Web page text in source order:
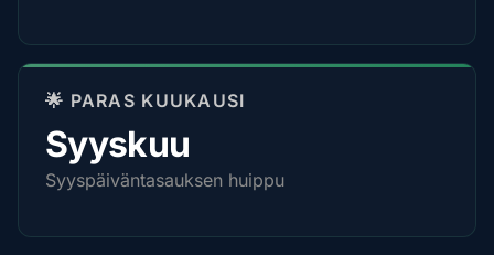
🌟 PARAS KUUKAUSI
Syyskuu
Syyspäiväntasauksen huippu